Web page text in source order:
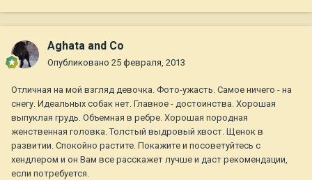
Aghata and Co
Опубликовано 25 февраля, 2013
Отличная на мой взгляд девочка. Фото-ужасть. Самое ничего - на
снегу. Идеальных собак нет. Главное - достоинства. Хорошая
выпуклая грудь. Объемная в ребре. Хорошая породная
женственная головка. Толстый выдровый хвост. Щенок в
развитии. Спокойно растите. Покажите и посоветуйтесь с
хендлером и он Вам все расскажет лучше и даст рекомендации,
если потребуется.